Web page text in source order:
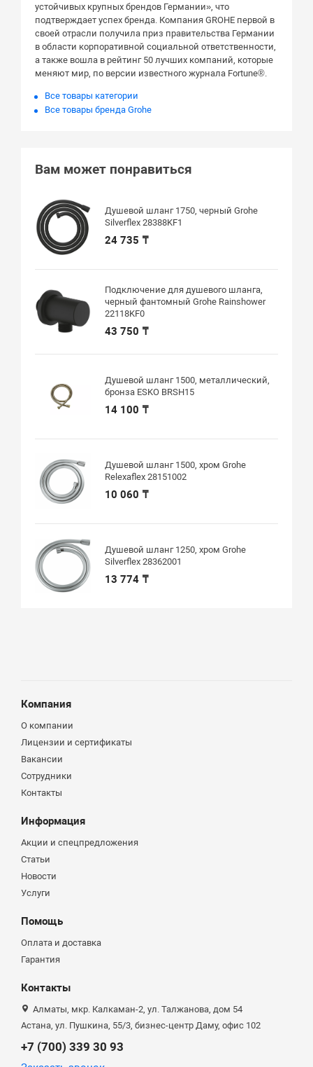
устойчивых крупных брендов Германии», что
подтверждает успех бренда. Компания GROHE первой в
своей отрасли получила приз правительства Германии
в области корпоративной социальной ответственности,
а также вошла в рейтинг 50 лучших компаний, которые
меняют мир, по версии известного журнала Fortune®.
Все товары категории
Все товары бренда Grohe
Вам может понравиться
Душевой шланг 1750, черный Grohe
Silverflex 28388KF1
24 735 ₸
Подключение для душевого шланга,
черный фантомный Grohe Rainshower
22118KF0
43 750 ₸
Душевой шланг 1500, металлический,
бронза ESKO BRSH15
14 100 ₸
Душевой шланг 1500, хром Grohe
Relexaflex 28151002
10 060 ₸
Душевой шланг 1250, хром Grohe
Silverflex 28362001
13 774 ₸
Компания
О компании
Лицензии и сертификаты
Вакансии
Сотрудники
Контакты
Информация
Акции и спецпредложения
Статьи
Новости
Услуги
Помощь
Оплата и доставка
Гарантия
Контакты
Алматы, мкр. Калкаман-2, ул. Талжанова, дом 54
Астана, ул. Пушкина, 55/3, бизнес-центр Даму, офис 102
+7 (700) 339 30 93